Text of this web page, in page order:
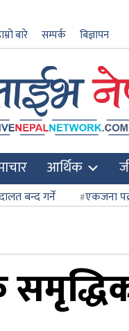
बारे सम्पर्क बिज्ञापन
आर्थिक
बन्द गर्ने एकजना